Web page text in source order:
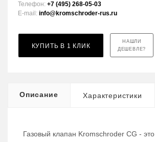
Телефон: +7 (495) 268-05-03
E-mail: info@kromschroder-rus.ru
КУПИТЬ В 1 КЛИК
НАШЛИ
ДЕШЕВЛЕ?
Описание Характеристики
Газовый клапан Kromschroder CG - это